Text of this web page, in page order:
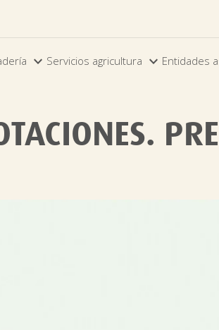
 Servicios agricultura  Entidades